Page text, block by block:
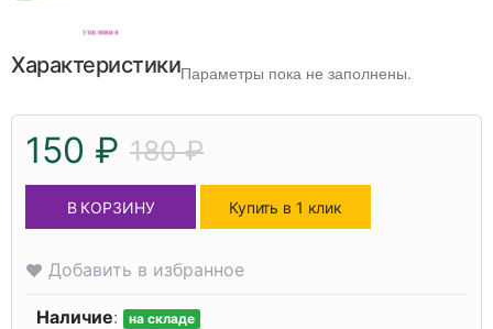
ХарактеристикиПараметры пока не заполнены.
150 ₽ 180 ₽
В КОРЗИНУ Купить в 1 клик
Добавить в избранное
Наличие: на складе